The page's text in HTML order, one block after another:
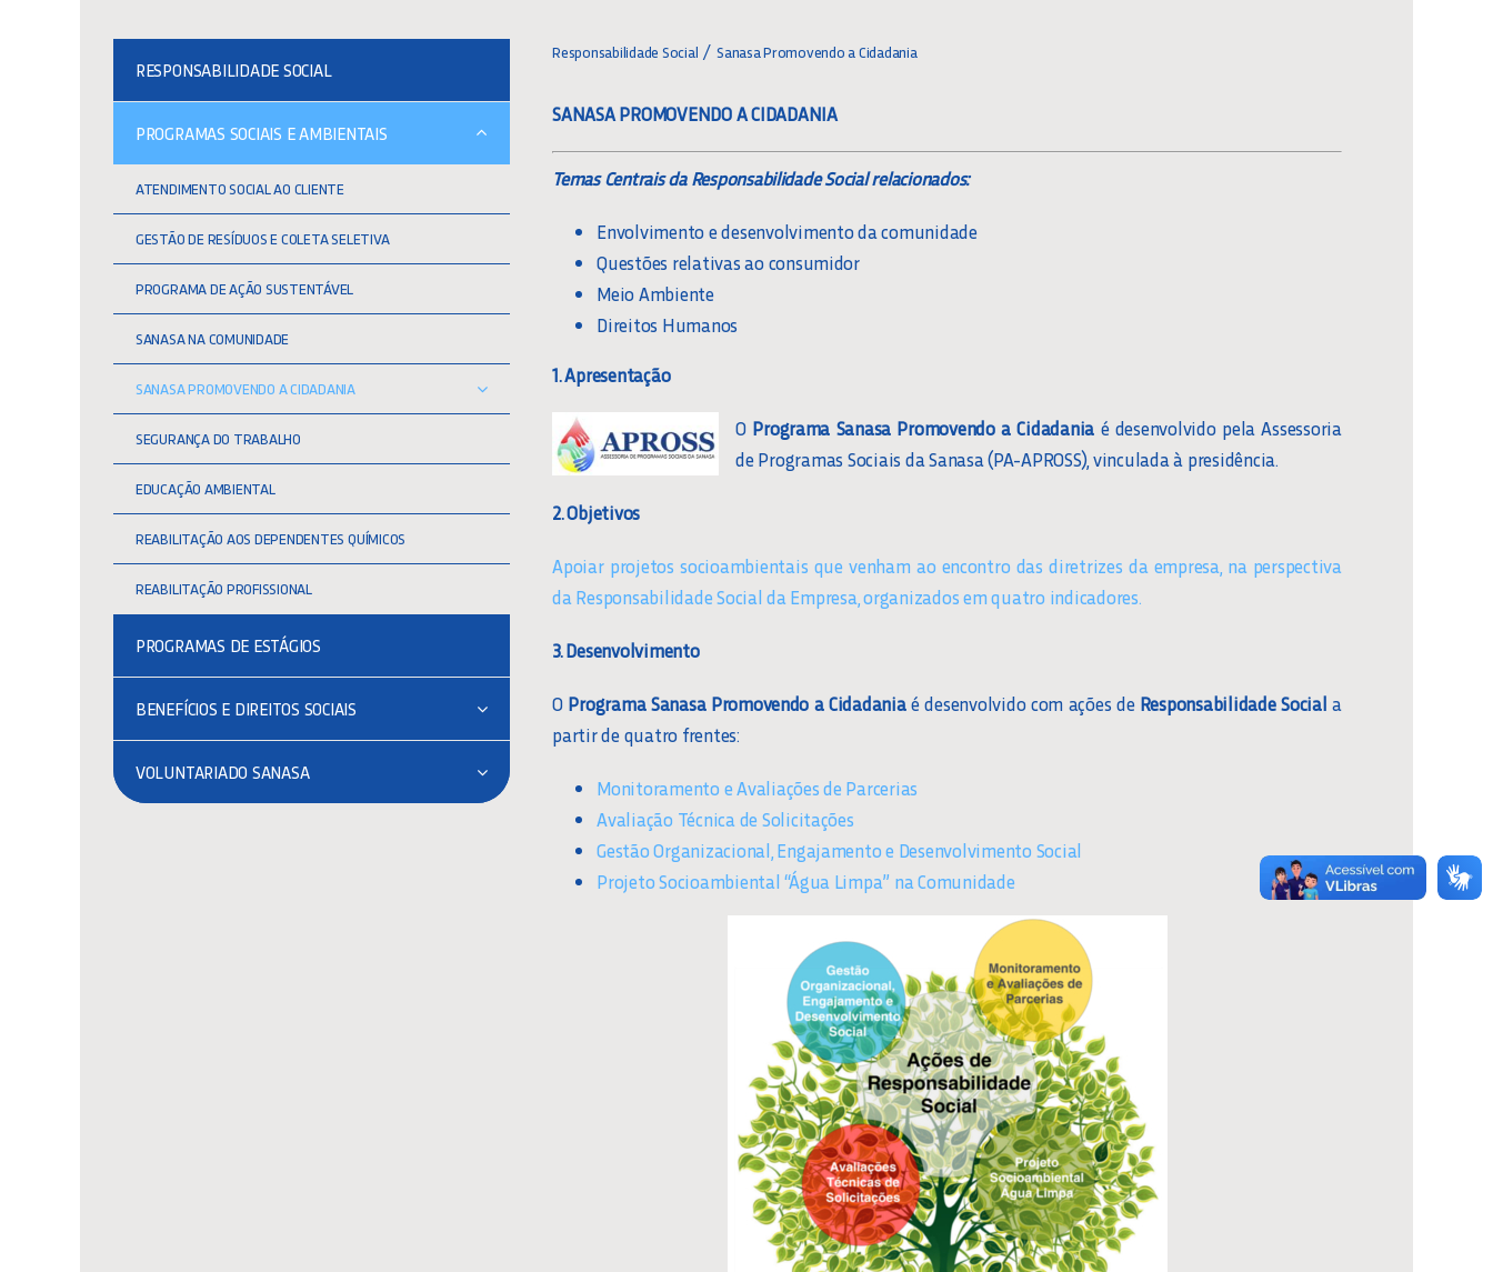
RESPONSABILIDADE SOCIAL
PROGRAMAS SOCIAIS E AMBIENTAIS
ATENDIMENTO SOCIAL AO CLIENTE
GESTÃO DE RESÍDUOS E COLETA SELETIVA
PROGRAMA DE AÇÃO SUSTENTÁVEL
SANASA NA COMUNIDADE
SANASA PROMOVENDO A CIDADANIA
SEGURANÇA DO TRABALHO
EDUCAÇÃO AMBIENTAL
REABILITAÇÃO AOS DEPENDENTES QUÍMICOS
REABILITAÇÃO PROFISSIONAL
PROGRAMAS DE ESTÁGIOS
BENEFÍCIOS E DIREITOS SOCIAIS
VOLUNTARIADO SANASA
Responsabilidade Social Sanasa Promovendo a Cidadania
SANASA PROMOVENDO A CIDADANIA
Temas Centrais da Responsabilidade Social relacionados:
Envolvimento e desenvolvimento da comunidade
Questões relativas ao consumidor
Meio Ambiente
Direitos Humanos
1. Apresentação
O Programa Sanasa Promovendo a Cidadania é desenvolvido pela Assessoria
de Programas Sociais da Sanasa (PA-APROSS), vinculada à presidência.
2. Objetivos
Apoiar projetos socioambientais que venham ao encontro das diretrizes da empresa, na perspectiva
da Responsabilidade Social da Empresa, organizados em quatro indicadores.
3. Desenvolvimento
O Programa Sanasa Promovendo a Cidadaniaé desenvolvido com ações de Responsabilidade Social a
partir de quatro frentes:
Monitoramento e Avaliações de Parcerias
Avaliação Técnica de Solicitações
Gestão Organizacional, Engajamento e Desenvolvimento Social
Projeto Socioambiental “Água Limpa” na Comunidade